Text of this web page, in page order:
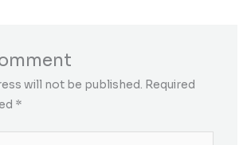
will not be published. Required
*